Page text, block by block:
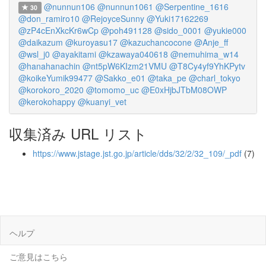
30 @nunnun106 @nunnun1061 @Serpentine_1616
@don_ramiro10 @RejoyceSunny @Yuki17162269
@zP4cEnXkcKr6wCp @poh491128 @sido_0001 @yukie000
@daikazum @kuroyasu17 @kazuchancocone @Anje_ff
@wsl_j0 @ayakitami @kzawaya040618 @nemuhima_w14
@hanahanachin @nt5pW6KIzm21VMU @T8Cy4yf9YhKPytv
@koikeYumik99477 @Sakko_e01 @taka_pe @charl_tokyo
@korokoro_2020 @tomomo_uc @E0xHjbJTbM08OWP
@kerokohappy @kuanyi_vet
収集済み URL リスト
https://www.jstage.jst.go.jp/article/dds/32/2/32_109/_pdf (7)
ヘルプ
ご意見はこちら